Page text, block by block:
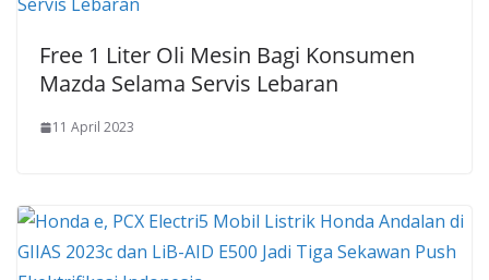
Free 1 Liter Oli Mesin Bagi Konsumen
Mazda Selama Servis Lebaran
11 April 2023